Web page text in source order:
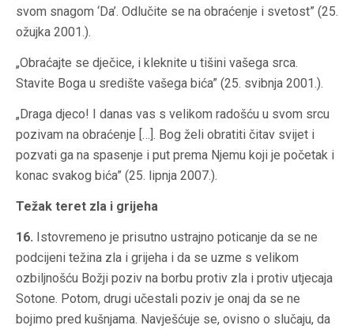
svom snagom ‘Da’. Odlučite se na obraćenje i svetost” (25.
ožujka 2001.).
„Obraćajte se dječice, i kleknite u tišini vašega srca.
Stavite Boga u središte vašega bića” (25. svibnja 2001.).
„Draga djeco! I danas vas s velikom radošću u svom srcu
pozivam na obraćenje […]. Bog želi obratiti čitav svijet i
pozvati ga na spasenje i put prema Njemu koji je početak i
konac svakog bića” (25. lipnja 2007.).
Težak teret zla i grijeha
16. Istovremeno je prisutno ustrajno poticanje da se ne
podcijeni težina zla i grijeha i da se uzme s velikom
ozbiljnošću Božji poziv na borbu protiv zla i protiv utjecaja
Sotone. Potom, drugi učestali poziv je onaj da se ne
bojimo pred kušnjama. Navješćuje se, ovisno o slučaju, da